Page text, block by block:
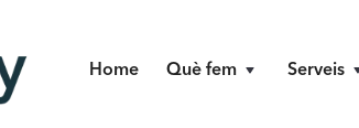
Home Què fem Serveis